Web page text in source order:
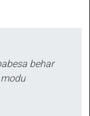
behar